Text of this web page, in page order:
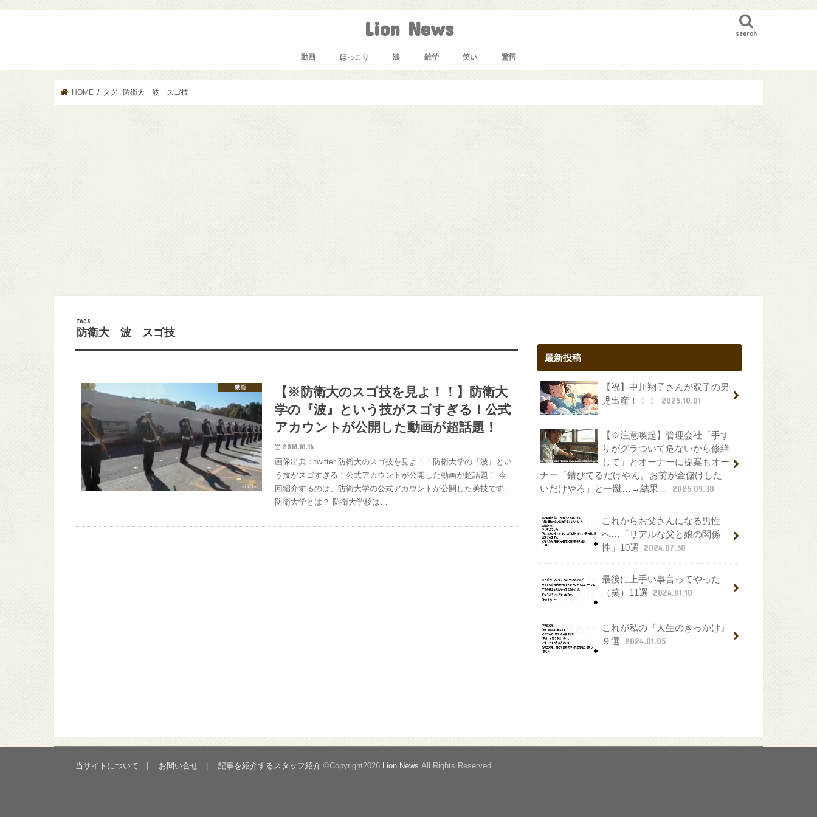
Lion News search
動画 ほっこり 涙 雑学 笑い 驚愕
HOME タグ : 防衛大 波 スゴ技
防衛大 波 スゴ技
動画
【※防衛大のスゴ技を見よ！！】防衛大
学の『波』という技がスゴすぎる！公式
アカウントが公開した動画が超話題！
2018.10.16
画像出典：twitter 防衛大のスゴ技を見よ！！防衛大学の『波』とい
う技がスゴすぎる！公式アカウントが公開した動画が超話題！ 今
回紹介するのは、防衛大学の公式アカウントが公開した美技です。
防衛大学とは？ 防衛大学校は…
最新投稿
【祝】中川翔子さんが双子の男
児出産！！！
2025.10.01
【※注意喚起】管理会社「手す
りがグラついて危ないから修繕
して」とオーナーに提案もオー
ナー「錆びてるだけやん。お前が金儲けした
いだけやろ」と一蹴…→結果…
2025.09.30
これからお父さんになる男性
へ…「リアルな父と娘の関係
性」10選
2024.07.30
最後に上手い事言ってやった
（笑）11選
2024.01.10
これが私の『人生のきっかけ』
９選
2024.01.05
当サイトについて お問い合せ 記事を紹介するスタッフ紹介 ©Copyright2026 Lion News.All Rights Reserved.